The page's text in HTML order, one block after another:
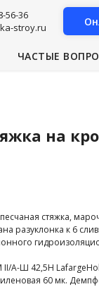
56-36
stroy.ru
ЧАСТЫЕ
на
стяжка,
разуклонка к 6
A-Ш 42,5Н
60 мк.